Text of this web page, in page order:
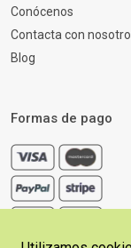
Conócenos
Contacta con
Blog
Formas de pago